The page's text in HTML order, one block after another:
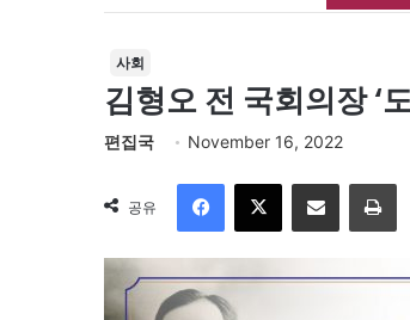
사회
김형오 전 국회의장 ‘
편집국 November 16, 2022
공유
이메일